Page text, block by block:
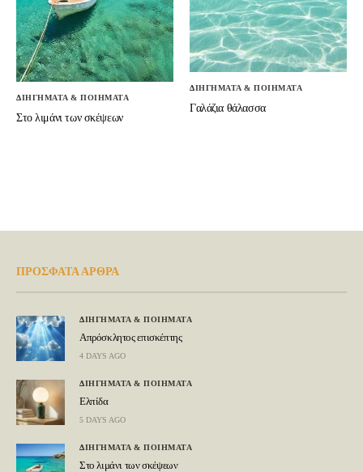
ΔΙΗΓΗΜΑΤΑ & ΠΟΙΗΜΑΤΑ
Στο λιμάνι των σκέψεων
ΔΙΗΓΗΜΑΤΑ & ΠΟΙΗΜΑΤΑ
Γαλάζια θάλασσα
ΠΡΟΣΦΑΤΑ ΑΡΘΡΑ
ΔΙΗΓΗΜΑΤΑ & ΠΟΙΗΜΑΤΑ
Απρόσκλητος επισκέπτης
4 DAYS AGO
ΔΙΗΓΗΜΑΤΑ & ΠΟΙΗΜΑΤΑ
Ελπίδα
5 DAYS AGO
ΔΙΗΓΗΜΑΤΑ & ΠΟΙΗΜΑΤΑ
Στο λιμάνι των σκέψεων